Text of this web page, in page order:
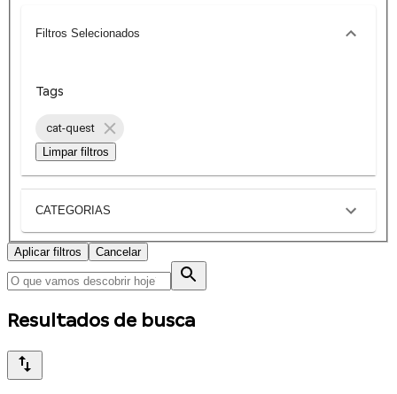
Filtros Selecionados
Tags
cat-quest
Limpar filtros
CATEGORIAS
Aplicar filtros Cancelar
Resultados de busca